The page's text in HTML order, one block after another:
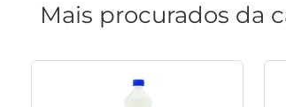
Mais procurados da